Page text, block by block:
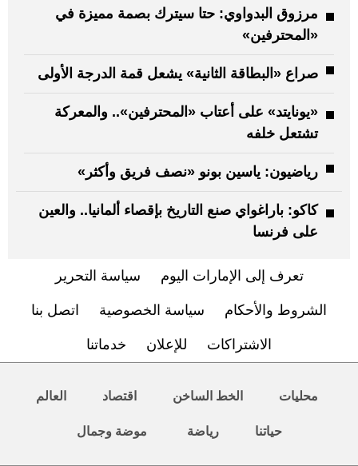
مرزوق البدواوي: حتا سيترك بصمة مميزة في
«المحترفين»
صراع «البطاقة الثانية» يشعل قمة الدرجة الأولى
«يونايتد» على أعتاب «المحترفين».. والمعركة
تشتعل خلفه
رياضيون: ياسين بونو «نصف فريق وأكثر»
كاكو: باراغواي صنع التاريخ بإقصاء ألمانيا.. والعين
على فرنسا
تعرف إلى الإمارات اليوم سياسة التحرير
الشروط والأحكام سياسة الخصوصية اتصل بنا
الاشتراكات للإعلان خدماتنا
محليات الخط الساخن اقتصاد العالم
حياتنا رياضة موضة وجمال